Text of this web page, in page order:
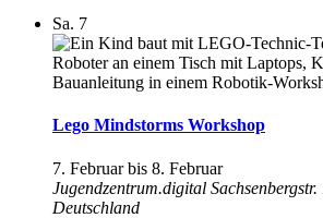
Sa. 7
Lego Mindstorms Workshop
7. Februarbis 8. Februar
Jugendzentrum.digital
Deutschland